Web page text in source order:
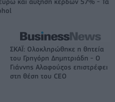
και αύξηση κερδών 57% - Τα
ΣΚΑΪ: Ολοκληρώθηκε η θητεία
του Γρηγόρη Δημητριάδη - Ο
Γιάννης Αλαφούζος επιστρέφει
στη θέση του CEO